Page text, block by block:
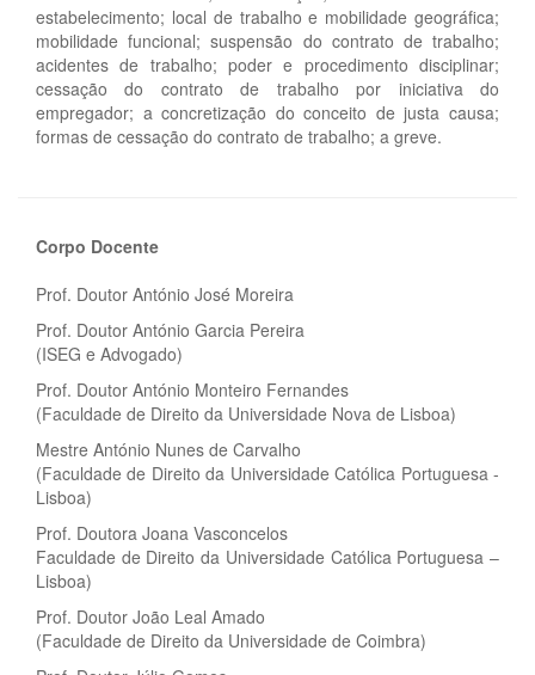
estabelecimento; local de trabalho e mobilidade geográfica;
mobilidade funcional; suspensão do contrato de trabalho;
acidentes de trabalho; poder e procedimento disciplinar;
cessação do contrato de trabalho por iniciativa do
empregador; a concretização do conceito de justa causa;
formas de cessação do contrato de trabalho; a greve.
Corpo Docente
Prof. Doutor António José Moreira
Prof. Doutor António Garcia Pereira
(ISEG e Advogado)
Prof. Doutor António Monteiro Fernandes
(Faculdade de Direito da Universidade Nova de Lisboa)
Mestre António Nunes de Carvalho
(Faculdade de Direito da Universidade Católica Portuguesa -
Lisboa)
Prof. Doutora Joana Vasconcelos
Faculdade de Direito da Universidade Católica Portuguesa –
Lisboa)
Prof. Doutor João Leal Amado
(Faculdade de Direito da Universidade de Coimbra)